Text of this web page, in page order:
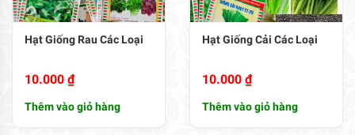
Hạt Giống Rau Các Loại
10.000 ₫
Thêm vào giỏ hàng
Hạt Giống Cải Các Loại
10.000 ₫
Thêm vào giỏ hàng